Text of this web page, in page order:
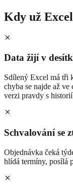
Kdy už
Data žijí v
Sdílený Excel má tři
chyba se najde až
verzi pravdy s
Schvalování se
Objednávka čeká
hlídá termíny, posílá